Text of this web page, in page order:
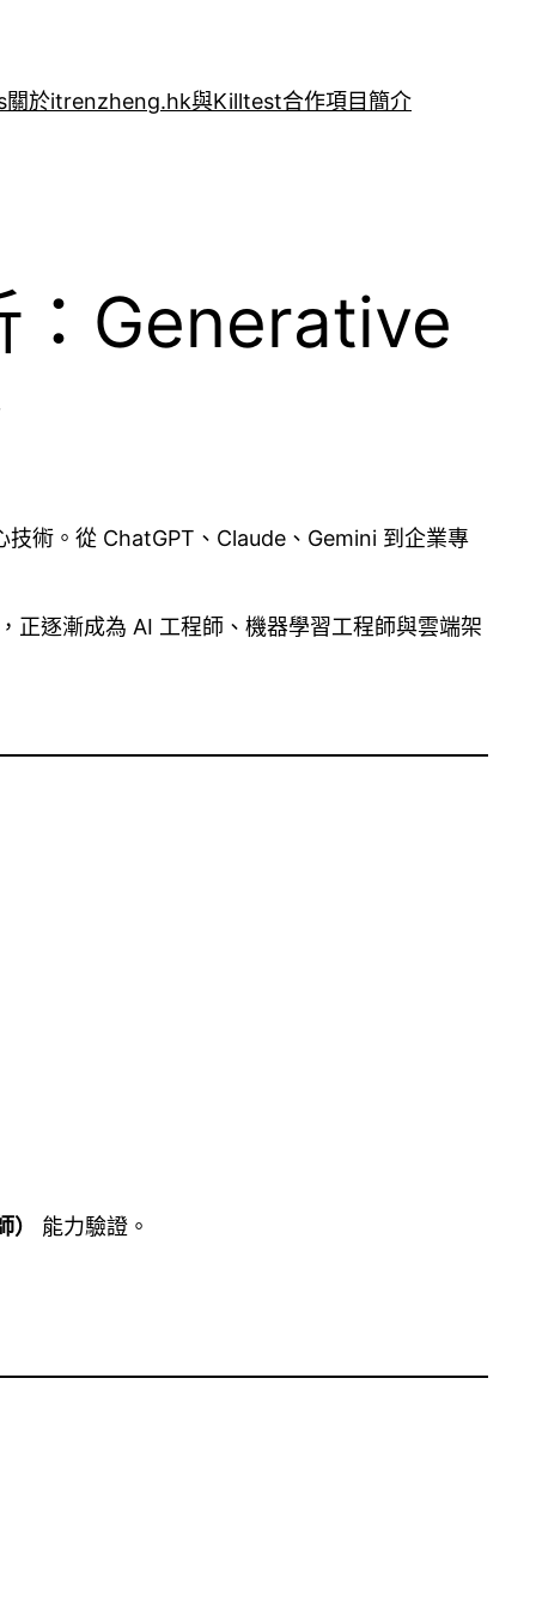
關於itrenzheng.hk與Killtest合作項目簡介
：Generative
術。從 ChatGPT、Claude、Gemini 到企業專
，正逐漸成為 AI 工程師、機器學習工程師與雲端架
能力驗證。